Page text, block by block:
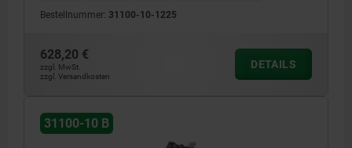
Bestellnummer: 31100-10-1225
628,20 €
zzgl. MwSt.
zzgl. Versandkosten
DETAILS
31100-10 B